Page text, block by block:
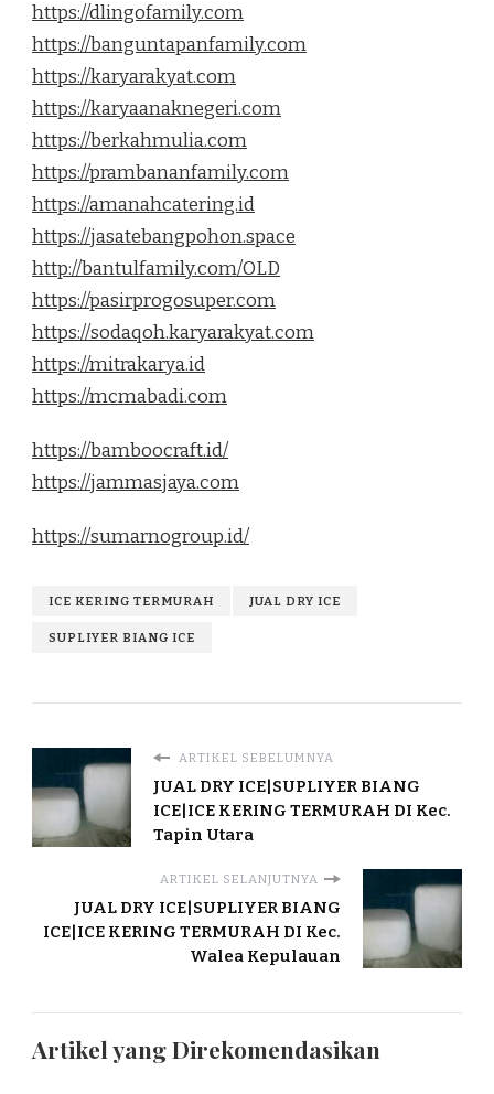
https://dlingofamily.com
https://banguntapanfamily.com
https://karyarakyat.com
https://karyaanaknegeri.com
https://berkahmulia.com
https://prambananfamily.com
https://amanahcatering.id
https://jasatebangpohon.space
http://bantulfamily.com/OLD
https://pasirprogosuper.com
https://sodaqoh.karyarakyat.com
https://mitrakarya.id
https://mcmabadi.com
https://bamboocraft.id/
https://jammasjaya.com
https://sumarnogroup.id/
ICE KERING TERMURAH JUAL DRY ICE
SUPLIYER BIANG ICE
ARTIKEL SEBELUMNYA
JUAL DRY ICE|SUPLIYER BIANG
ICE|ICE KERING TERMURAH DI Kec.
Tapin Utara
ARTIKEL SELANJUTNYA
JUAL DRY ICE|SUPLIYER BIANG
ICE|ICE KERING TERMURAH DI Kec.
Walea Kepulauan
Artikel yang Direkomendasikan